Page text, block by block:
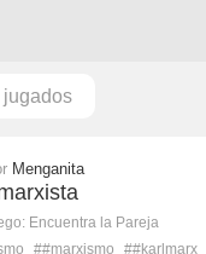
jugados
Menganita
Encuentra la Pareja
##marxismo ##karlmarx